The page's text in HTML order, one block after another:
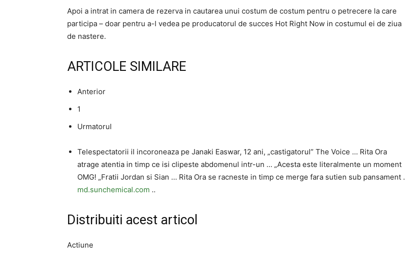
Apoi a intrat in camera de rezerva in cautarea unui costum de costum pentru o petrecere la care
participa – doar pentru a-l vedea pe producatorul de succes Hot Right Now in costumul ei de ziua
de nastere.
ARTICOLE SIMILARE
Anterior
1
Urmatorul
Telespectatorii il incoroneaza pe Janaki Easwar, 12 ani, „castigatorul” The Voice … Rita Ora
atrage atentia in timp ce isi clipeste abdomenul intr-un … „Acesta este literalmente un moment
OMG! „Fratii Jordan si Sian … Rita Ora se racneste in timp ce merge fara sutien sub pansament .
md.sunchemical.com ..
Distribuiti acest articol
Actiune